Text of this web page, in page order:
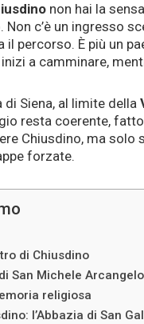
non hai la
c’è un ingresso
il percorso. È più un
a camminare,
Siena, al limite della
resta coerente,
Chiusdino, ma solo
forzate.
di Chiusdino
San Michele Arcangelo
religiosa
l’Abbazia di San